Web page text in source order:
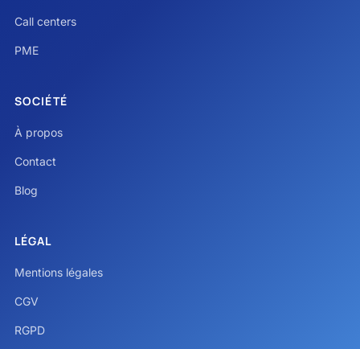
Call centers
PME
SOCIÉTÉ
À propos
Contact
Blog
LÉGAL
Mentions légales
CGV
RGPD